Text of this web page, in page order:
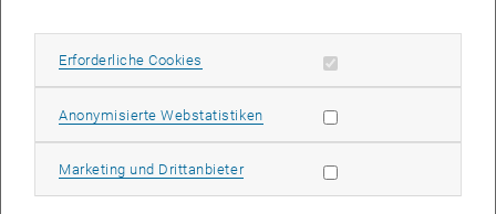
Jetzt bewerben
Newsletter
Wichtige Termine
Erforderliche Cookies Erforderliche Cookies zulassen
Anonymisierte WebstatistikenStatistik Cookies zulassen
Marketing und DrittanbieterMarketing Cookies zulassen